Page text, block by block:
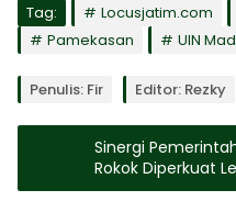
Tag: Locusjatim.com
Pamekasan
UIN
Penulis: Fir Editor: Rezky
Sinergi
Rokok Diperkuat
Keraton Sumenep